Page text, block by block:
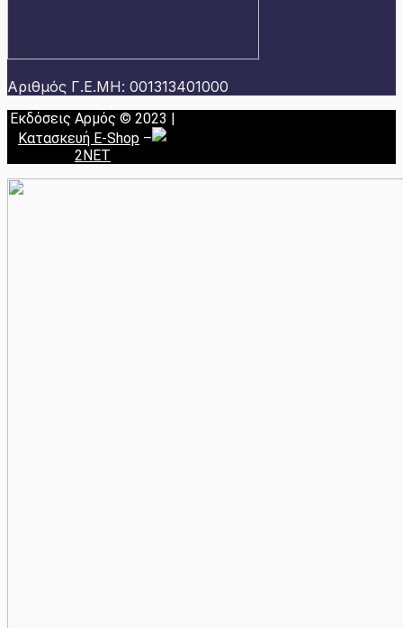
Αριθμός Γ.Ε.ΜΗ: 001313401000
Εκδόσεις Αρμός © 2023 |
Κατασκευή E-Shop –
2NET